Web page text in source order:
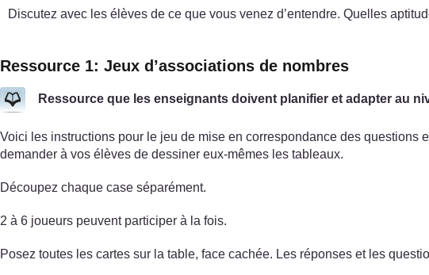
Discutez avec les élèves de ce que vous venez d’entendre. Quelles
Ressource 1: Jeux d’associations de nombres
Ressource que les enseignants doivent planifier et adapter au
Voici les instructions pour le jeu de mise en correspondance des
demander à vos élèves de dessiner eux-mêmes les tableaux.
Découpez chaque case séparément.
2 à 6 joueurs peuvent participer à la fois.
Posez toutes les cartes sur la table, face cachée. Les réponses et les